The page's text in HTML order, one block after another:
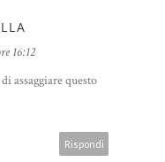
16:12
assaggiare questo
Rispondi